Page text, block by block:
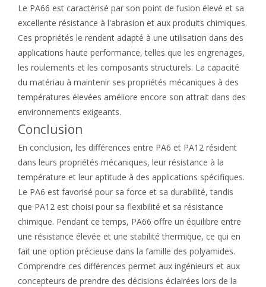
Le PA66 est caractérisé par son point de fusion élevé et sa
excellente résistance à l'abrasion et aux produits chimiques.
Ces propriétés le rendent adapté à une utilisation dans des
applications haute performance, telles que les engrenages,
les roulements et les composants structurels. La capacité
du matériau à maintenir ses propriétés mécaniques à des
températures élevées améliore encore son attrait dans des
environnements exigeants.
Conclusion
En conclusion, les différences entre PA6 et PA12 résident
dans leurs propriétés mécaniques, leur résistance à la
température et leur aptitude à des applications spécifiques.
Le PA6 est favorisé pour sa force et sa durabilité, tandis
que PA12 est choisi pour sa flexibilité et sa résistance
chimique. Pendant ce temps, PA66 offre un équilibre entre
une résistance élevée et une stabilité thermique, ce qui en
fait une option précieuse dans la famille des polyamides.
Comprendre ces différences permet aux ingénieurs et aux
concepteurs de prendre des décisions éclairées lors de la